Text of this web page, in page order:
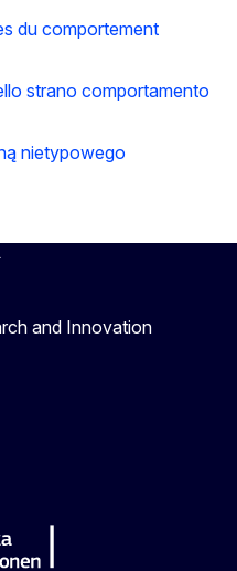
du comportement
strano comportamento
nietypowego
and Innovation